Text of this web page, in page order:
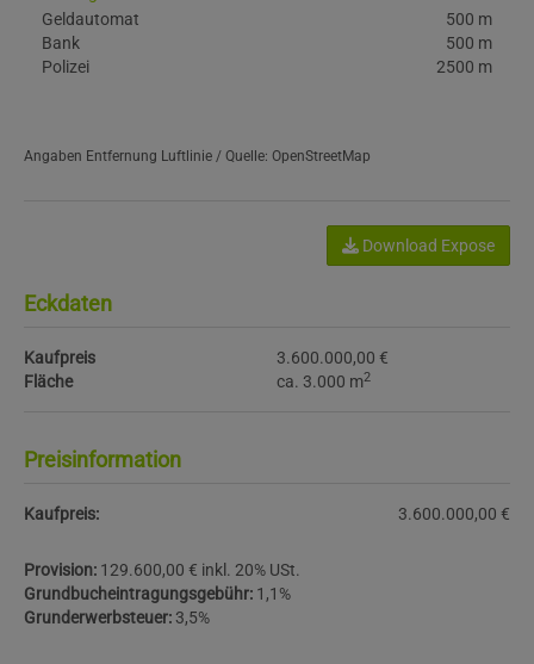
Geldautomat
500 m
Bank
500 m
Polizei
2500 m
Angaben Entfernung Luftlinie / Quelle: OpenStreetMap
Download Expose
Eckdaten
Kaufpreis
3.600.000,00 €
Fläche
ca. 3.000 m2
Preisinformation
Kaufpreis: 3.600.000,00 €
Provision: 129.600,00 € inkl. 20% USt.
Grundbucheintragungsgebühr: 1,1%
Grunderwerbsteuer: 3,5%